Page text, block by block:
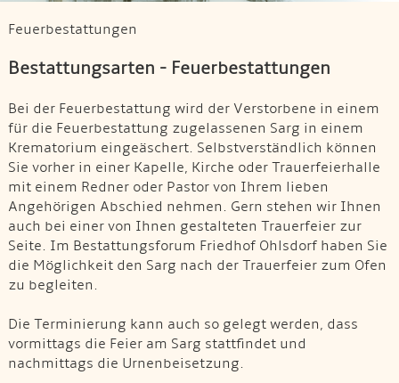
Feuerbestattungen
Bestattungsarten - Feuerbestattungen
Bei der Feuerbestattung wird der Verstorbene in einem
für die Feuerbestattung zugelassenen Sarg in einem
Krematorium eingeäschert. Selbstverständlich können
Sie vorher in einer Kapelle, Kirche oder Trauerfeierhalle
mit einem Redner oder Pastor von Ihrem lieben
Angehörigen Abschied nehmen. Gern stehen wir Ihnen
auch bei einer von Ihnen gestalteten Trauerfeier zur
Seite. Im Bestattungsforum Friedhof Ohlsdorf haben Sie
die Möglichkeit den Sarg nach der Trauerfeier zum Ofen
zu begleiten.
Die Terminierung kann auch so gelegt werden, dass
vormittags die Feier am Sarg stattfindet und
nachmittags die Urnenbeisetzung.